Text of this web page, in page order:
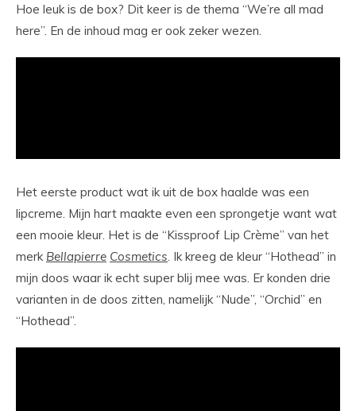
Hoe leuk is de box? Dit keer is de thema “We’re all mad
here”. En de inhoud mag er ook zeker wezen.
Het eerste product wat ik uit de box haalde was een
lipcreme. Mijn hart maakte even een sprongetje want wat
een mooie kleur. Het is de “Kissproof Lip Crème” van het
merk Bellapierre Cosmetics. Ik kreeg de kleur “Hothead” in
mijn doos waar ik echt super blij mee was. Er konden drie
varianten in de doos zitten, namelijk “Nude”, “Orchid” en
“Hothead”.